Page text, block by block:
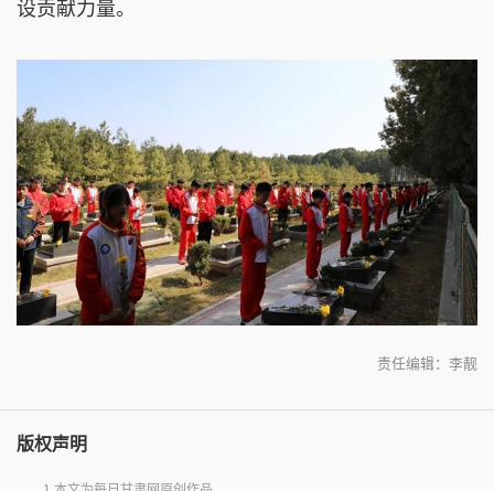
设贡献力量。
责任编辑：李靓
版权声明